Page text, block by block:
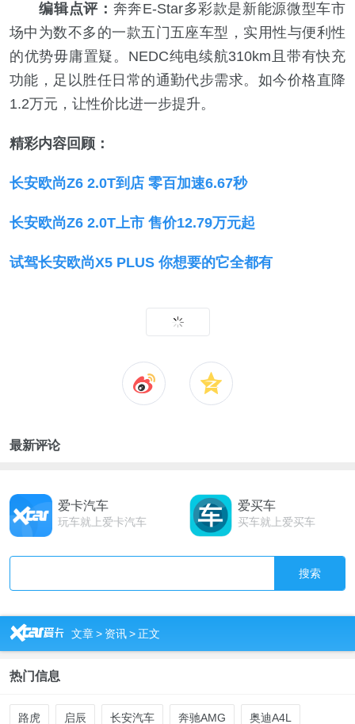
编辑点评： 奔奔E-Star多彩款是新能源微型车市
场中为数不多的一款五门五座车型，实用性与便利性
的优势毋庸置疑。NEDC纯电续航310km且带有快充
功能，足以胜任日常的通勤代步需求。如今价格直降
1.2万元，让性价比进一步提升。
精彩内容回顾：
长安欧尚Z6 2.0T到店 零百加速6.67秒
长安欧尚Z6 2.0T上市 售价12.79万元起
试驾长安欧尚X5 PLUS 你想要的它全都有
最新评论
爱卡汽车
玩车就上爱卡汽车
爱买车
买车就上爱买车
搜索
R 文章> 资讯>正文
热门信息
路虎 启辰 长安汽车 奔驰AMG 奥迪A4L